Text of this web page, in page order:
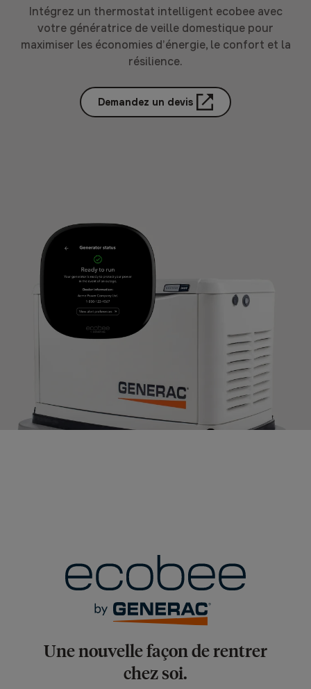
Intégrez un thermostat intelligent ecobee avec
votre génératrice de veille domestique pour
maximiser les économies d’énergie, le confort et la
résilience.
Demandez un devis
Une nouvelle façon de rentrer
chez soi.